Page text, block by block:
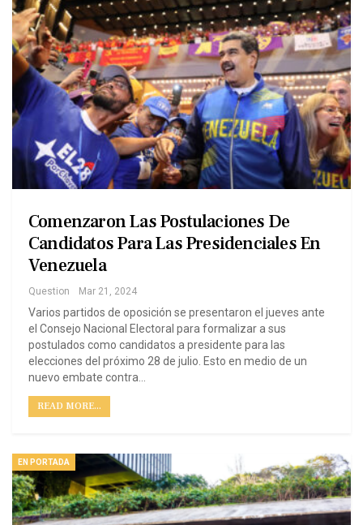
Comenzaron Las Postulaciones De
Candidatos Para Las Presidenciales En
Venezuela
Question Mar 21, 2024
Varios partidos de oposición se presentaron el jueves ante
el Consejo Nacional Electoral para formalizar a sus
postulados como candidatos a presidente para las
elecciones del próximo 28 de julio. Esto en medio de un
nuevo embate contra…
READ MORE...
EN PORTADA